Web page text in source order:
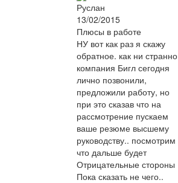
Руслан
13/02/2015
Плюсы в работе
НУ вот как раз я скажу
обратное. как ни странно
компания Бигл сегодня
лично позвонили,
предложили работу, но
при это сказав что на
рассмотрение пускаем
ваше резюме высшему
руководству.. посмотрим
что дальше будет
Отрицательные стороны
Пока сказать не чего..